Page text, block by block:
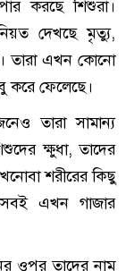
করছে শিশুরা।
দেখছে মৃত্যু,
তারা এখন কোনো
করে ফেলেছে।
তারা সামান্য
ক্ষুধা, তাদের
শরীরের কিছু
এখন গাজার
ওপর তাদের নাম